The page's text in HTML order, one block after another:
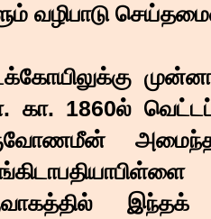
வழிபாடு
கா. 1860ல்